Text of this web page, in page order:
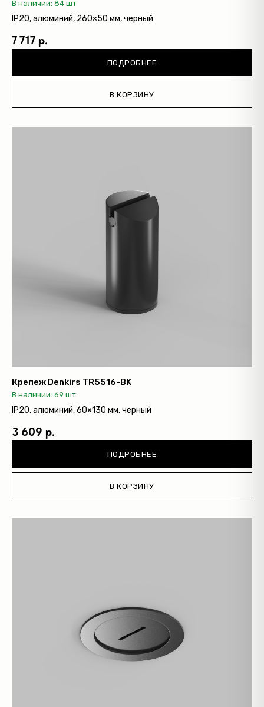
В наличии: 84 шт
IP20, алюминий, 260×50 мм, черный
7 717 р.
ПОДРОБНЕЕ
В КОРЗИНУ
Крепеж Denkirs TR5516-BK
В наличии: 69 шт
IP20, алюминий, 60×130 мм, черный
3 609 р.
ПОДРОБНЕЕ
В КОРЗИНУ